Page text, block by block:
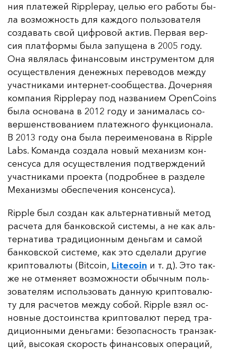
ния пла­те­жей Ripplepay, целью его ра­бо­ты бы­
ла воз­мож­ность для каж­до­го поль­зо­ва­те­ля
соз­да­вать свой циф­ро­вой ак­тив. Пер­вая вер­
сия плат­фор­мы бы­ла за­пу­ще­на в 2005 го­ду.
Она яв­ля­лась фи­нан­со­вым инс­тру­мен­том для
осу­щест­вле­ния де­неж­ных пе­ре­во­дов меж­ду
учас­тни­ка­ми ин­тер­нет-со­об­щес­тва. До­чер­няя
ком­па­ния Ripplepay под наз­ва­ни­ем OpenCoins
бы­ла ос­но­ва­на в 2012 го­ду и за­ни­ма­лась со­
вер­шенс­тво­ва­ни­ем пла­теж­но­го фун­кци­она­ла.
В 2013 го­ду она бы­ла пе­ре­име­но­ва­на в Ripple
Labs. Ко­ман­да соз­да­ла но­вый ме­ха­низм кон­
сен­су­са для осу­щест­вле­ния под­твер­жде­ний
учас­тни­ка­ми про­ек­та (под­роб­нее в раз­де­ле
Ме­ха­низ­мы обес­пе­че­ния кон­сен­су­са).
Ripple был соз­дан как аль­тер­на­тив­ный ме­тод
рас­че­та для бан­ков­ской сис­те­мы, а не как аль­
тер­на­ти­ва тра­ди­ци­он­ным день­гам и са­мой
бан­ков­ской сис­те­ме, как это сде­ла­ли дру­гие
крип­то­ва­лю­ты (Bitcoin, Litecoin и т. д). Это так­
же не от­ме­ня­ет воз­мож­нос­ти обыч­ным поль­
зо­ва­те­лям ис­поль­зо­вать дан­ную крип­то­ва­лю­
ту для рас­че­тов меж­ду со­бой. Ripple взял ос­
нов­ные дос­то­инс­тва крип­то­ва­лют пе­ред тра­
ди­ци­он­ны­ми день­га­ми: бе­зо­пас­ность тран­зак­
ций, вы­со­кая ско­рость фи­нан­со­вых опе­ра­ций,